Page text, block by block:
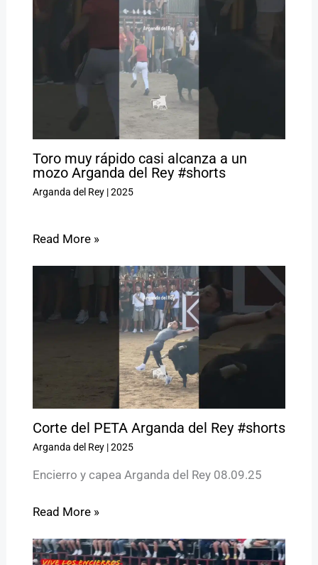
Toro muy rápido casi alcanza a un
mozo Arganda del Rey #shorts
Arganda del Rey|2025
Read More »
Corte del PETA Arganda del Rey #shorts
Arganda del Rey|2025
Encierro y capea Arganda del Rey 08.09.25
Read More »